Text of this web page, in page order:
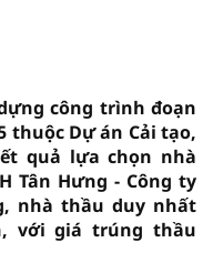
công trình đoạn
thuộc Dự án Cải tạo,
quả lựa chọn nhà
Tân Hưng - Công ty
nhà thầu duy nhất
với giá trúng thầu